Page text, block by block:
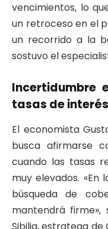
vencimientos, lo
un retroceso en el
un recorrido a la
sostuvo el
Incertidumbre
tasas de interés
El economista
busca afirmarse
cuando las tasas
muy elevados. «En
búsqueda de
mantendrá firme»,